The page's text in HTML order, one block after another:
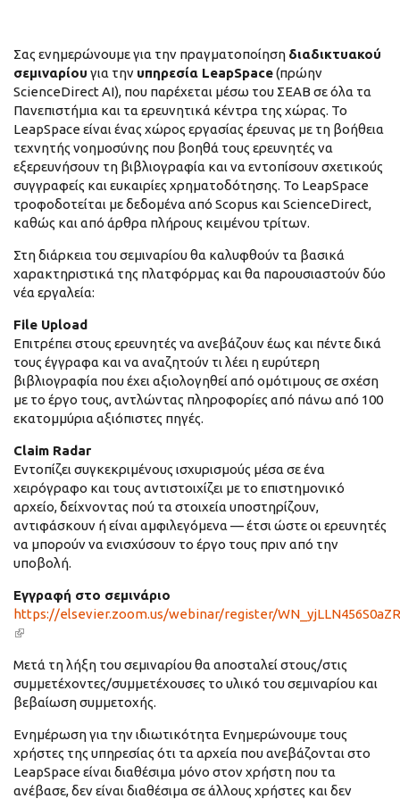
Σας ενημερώνουμε για την πραγματοποίηση διαδικτυακού
σεμιναρίου για την υπηρεσία LeapSpace(πρώην
ScienceDirect AI), που παρέχεται μέσω του ΣΕΑΒ σε όλα τα
Πανεπιστήμια και τα ερευνητικά κέντρα της χώρας. Το
LeapSpace είναι ένας χώρος εργασίας έρευνας με τη βοήθεια
τεχνητής νοημοσύνης που βοηθά τους ερευνητές να
εξερευνήσουν τη βιβλιογραφία και να εντοπίσουν σχετικούς
συγγραφείς και ευκαιρίες χρηματοδότησης. Το LeapSpace
τροφοδοτείται με δεδομένα από Scopus και ScienceDirect,
καθώς και από άρθρα πλήρους κειμένου τρίτων.
Στη διάρκεια του σεμιναρίου θα καλυφθούν τα βασικά
χαρακτηριστικά της πλατφόρμας και θα παρουσιαστούν δύο
νέα εργαλεία:
File Upload
Επιτρέπει στους ερευνητές να ανεβάζουν έως και πέντε δικά
τους έγγραφα και να αναζητούν τι λέει η ευρύτερη
βιβλιογραφία που έχει αξιολογηθεί από ομότιμους σε σχέση
με το έργο τους, αντλώντας πληροφορίες από πάνω από 100
εκατομμύρια αξιόπιστες πηγές.
Claim Radar
Εντοπίζει συγκεκριμένους ισχυρισμούς μέσα σε ένα
χειρόγραφο και τους αντιστοιχίζει με το επιστημονικό
αρχείο, δείχνοντας πού τα στοιχεία υποστηρίζουν,
αντιφάσκουν ή είναι αμφιλεγόμενα — έτσι ώστε οι ερευνητές
να μπορούν να ενισχύσουν το έργο τους πριν από την
υποβολή.
Εγγραφή στο σεμινάριο
https://elsevier.zoom.us/webinar/register/
(link is external)
Μετά τη λήξη του σεμιναρίου θα αποσταλεί στους/στις
συμμετέχοντες/συμμετέχουσες το υλικό του σεμιναρίου και
βεβαίωση συμμετοχής.
Ενημέρωση για την ιδιωτικότητα Ενημερώνουμε τους
χρήστες της υπηρεσίας ότι τα αρχεία που ανεβάζονται στο
LeapSpace είναι διαθέσιμα μόνο στον χρήστη που τα
ανέβασε, δεν είναι διαθέσιμα σε άλλους χρήστες και δεν